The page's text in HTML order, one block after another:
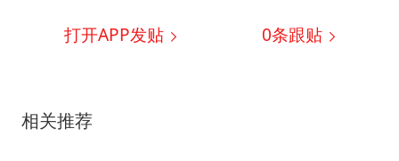
打开APP发贴 0条跟贴
相关推荐